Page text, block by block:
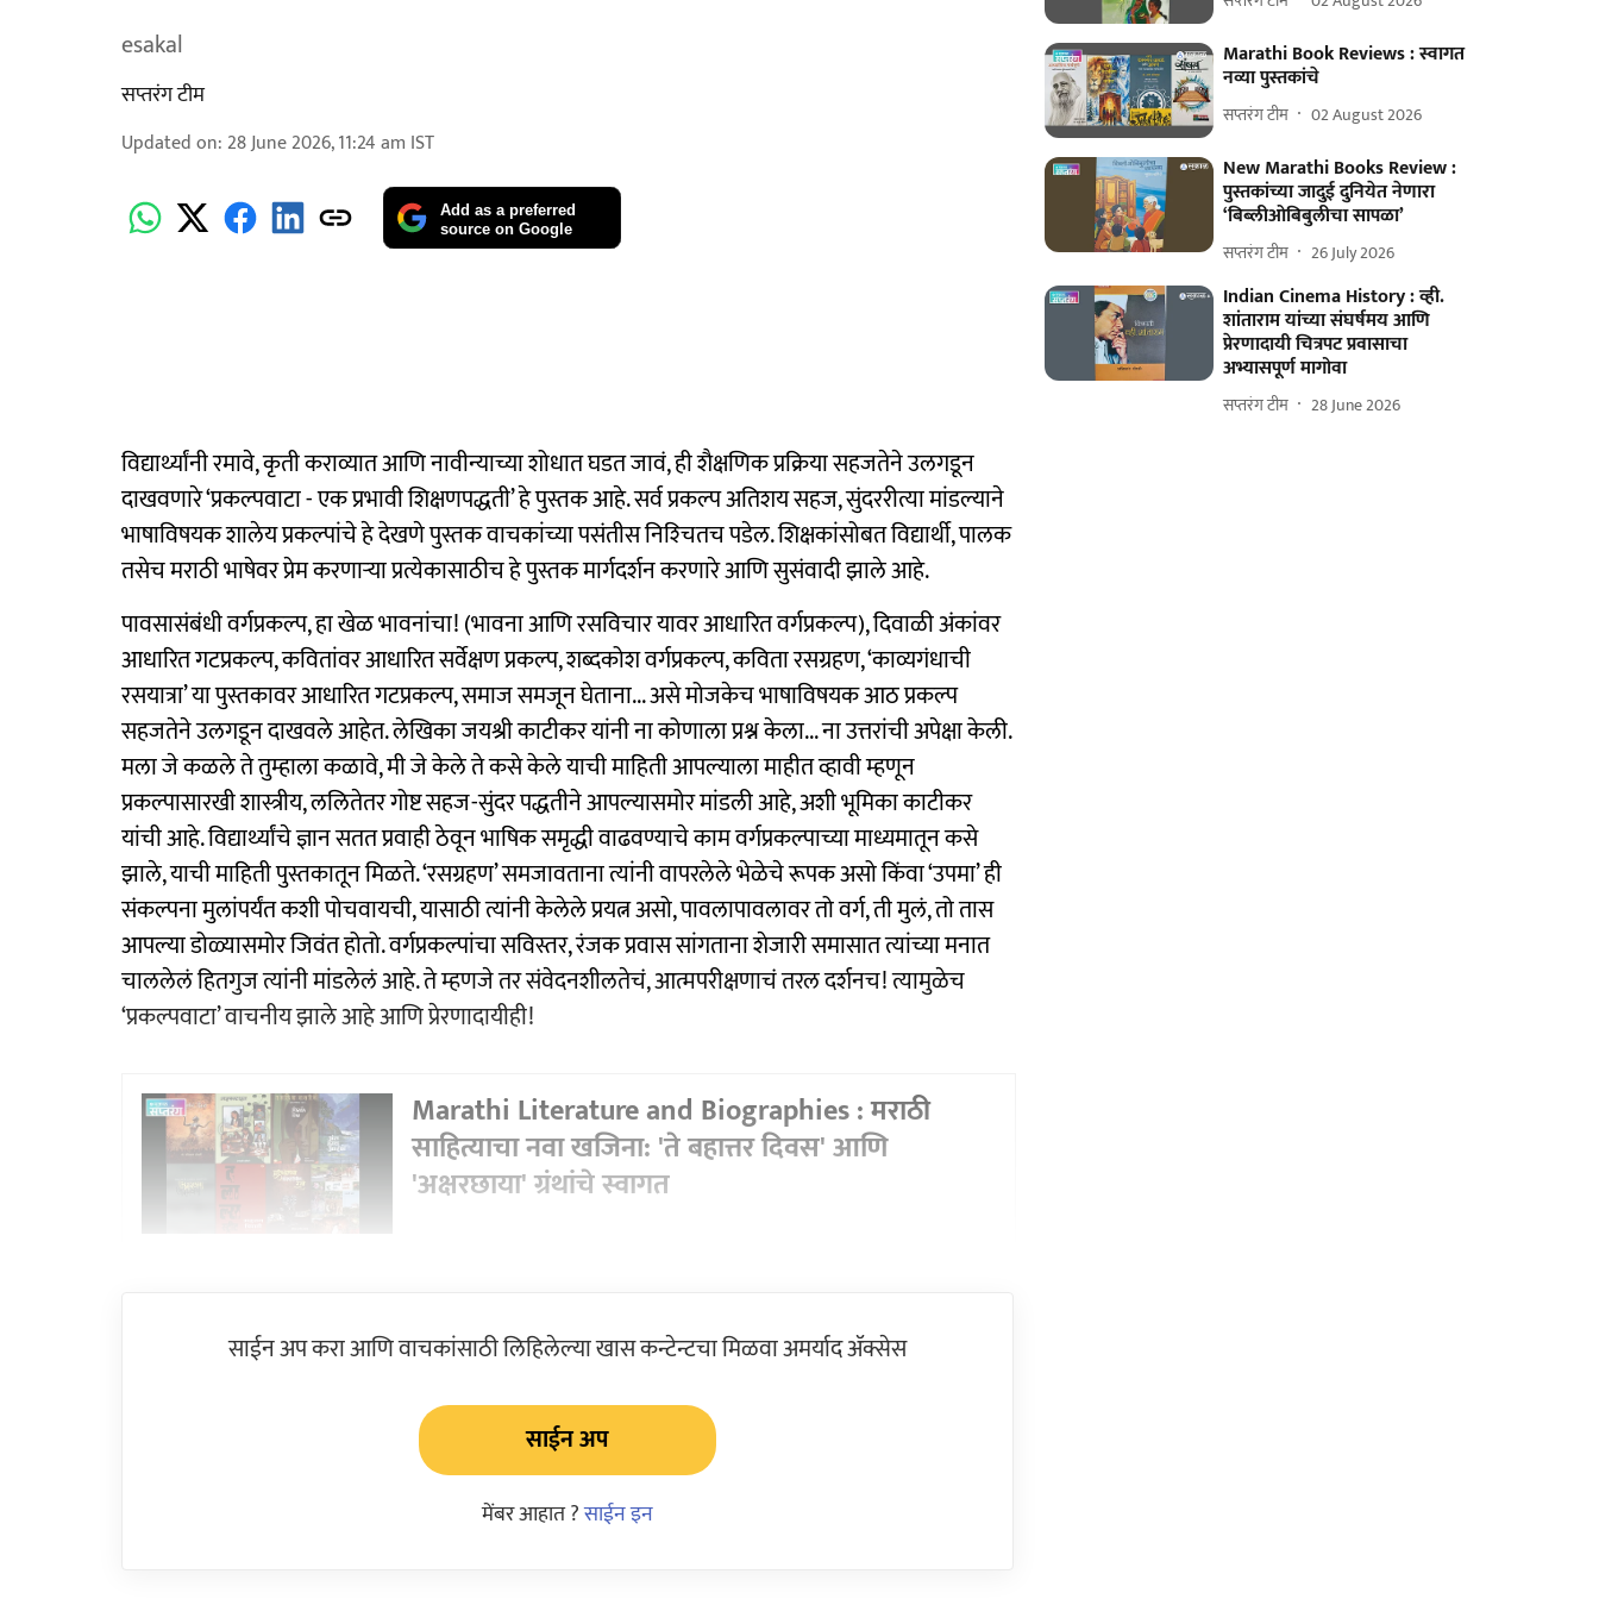
esakal
सप्तरंग टीम
Updated on: 28 June 2026, 11:24 am IST
Add as a preferred
source on Google
विद्यार्थ्यांनी रमावे, कृती कराव्यात आणि नावीन्याच्या शोधात घडत जावं, ही शैक्षणिक प्रक्रिया सहजतेने उलगडून
दाखवणारे ‘प्रकल्पवाटा - एक प्रभावी शिक्षणपद्धती’ हे पुस्तक आहे. सर्व प्रकल्प अतिशय सहज, सुंदररीत्या मांडल्याने
भाषाविषयक शालेय प्रकल्पांचे हे देखणे पुस्तक वाचकांच्या पसंतीस निश्‍चितच पडेल. शिक्षकांसोबत विद्यार्थी, पालक
तसेच मराठी भाषेवर प्रेम करणाऱ्या प्रत्येकासाठीच हे पुस्तक मार्गदर्शन करणारे आणि सुसंवादी झाले आहे.
पावसासंबंधी वर्गप्रकल्प, हा खेळ भावनांचा! (भावना आणि रसविचार यावर आधारित वर्गप्रकल्प), दिवाळी अंकांवर
आधारित गटप्रकल्प, कवितांवर आधारित सर्वेक्षण प्रकल्प, शब्दकोश वर्गप्रकल्प, कविता रसग्रहण, ‘काव्यगंधाची
रसयात्रा’ या पुस्तकावर आधारित गटप्रकल्प, समाज समजून घेताना... असे मोजकेच भाषाविषयक आठ प्रकल्प
सहजतेने उलगडून दाखवले आहेत. लेखिका जयश्री काटीकर यांनी ना कोणाला प्रश्न केला... ना उत्तरांची अपेक्षा केली.
मला जे कळले ते तुम्हाला कळावे, मी जे केले ते कसे केले याची माहिती आपल्याला माहीत व्हावी म्हणून
प्रकल्पासारखी शास्त्रीय, ललितेतर गोष्ट सहज-सुंदर पद्धतीने आपल्यासमोर मांडली आहे, अशी भूमिका काटीकर
यांची आहे. विद्यार्थ्यांचे ज्ञान सतत प्रवाही ठेवून भाषिक समृद्धी वाढवण्याचे काम वर्गप्रकल्पाच्या माध्यमातून कसे
झाले, याची माहिती पुस्तकातून मिळते. ‘रसग्रहण’ समजावताना त्यांनी वापरलेले भेळेचे रूपक असो किंवा ‘उपमा’ ही
संकल्पना मुलांपर्यंत कशी पोचवायची, यासाठी त्यांनी केलेले प्रयत्न असो, पावलापावलावर तो वर्ग, ती मुलं, तो तास
आपल्या डोळ्यासमोर जिवंत होतो. वर्गप्रकल्पांचा सविस्तर, रंजक प्रवास सांगताना शेजारी समासात त्यांच्या मनात
चाललेलं हितगुज त्यांनी मांडलेलं आहे. ते म्हणजे तर संवेदनशीलतेचं, आत्मपरीक्षणाचं तरल दर्शनच! त्यामुळेच
‘प्रकल्पवाटा’ वाचनीय झाले आहे आणि प्रेरणादायीही!
Marathi Literature and Biographies : मराठी
साहित्याचा नवा खजिना: 'ते बहात्तर दिवस' आणि
'अक्षरछाया' ग्रंथांचे स्वागत
साईन अप करा आणि वाचकांसाठी लिहिलेल्या खास कन्टेन्टचा मिळवा अमर्याद ॲक्सेस
साईन अप
मेंबर आहात ?साईन इन
Marathi Book Reviews : स्वागत
नव्या पुस्तकांचे
सप्तरंग टीम 02 August 2026
New Marathi Books Review :
पुस्तकांच्या जादुई दुनियेत नेणारा
‘बिब्लीओबिबुलीचा सापळा’
सप्तरंग टीम 26 July 2026
Indian Cinema History : व्ही.
शांताराम यांच्या संघर्षमय आणि
प्रेरणादायी चित्रपट प्रवासाचा
अभ्यासपूर्ण मागोवा
सप्तरंग टीम 28 June 2026